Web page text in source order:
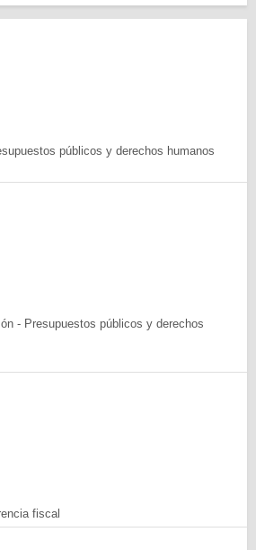
públicos y derechos humanos
- Presupuestos públicos y derechos
fiscal